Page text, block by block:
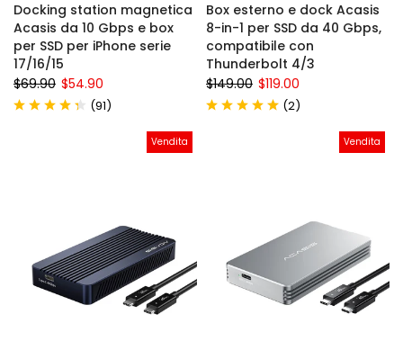
Docking station magnetica
Acasis da 10 Gbps e box
per SSD per iPhone serie
17/16/15
$69.90 $54.90
(91)
Box esterno e dock Acasis
8-in-1 per SSD da 40 Gbps,
compatibile con
Thunderbolt 4/3
$149.00 $119.00
(2)
Vendita Vendita